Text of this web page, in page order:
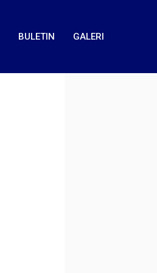
BULETIN GALERI